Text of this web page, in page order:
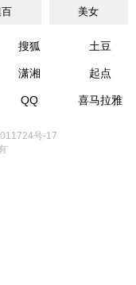
美女
搜狐 土豆
潇湘 起点
QQ 喜马拉雅
号-17